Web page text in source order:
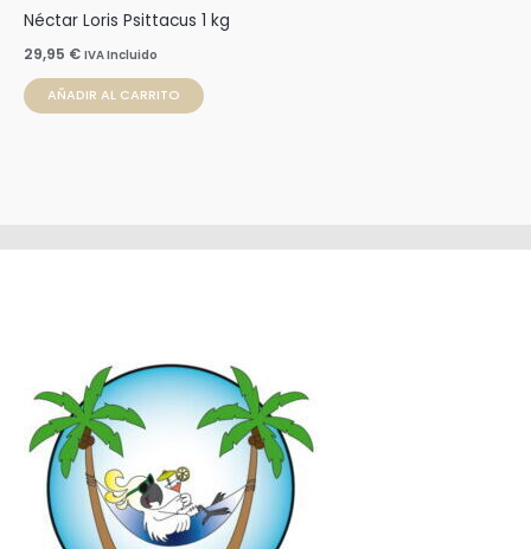
Néctar Loris Psittacus 1 kg
29,95 € IVA Incluido
AÑADIR AL CARRITO